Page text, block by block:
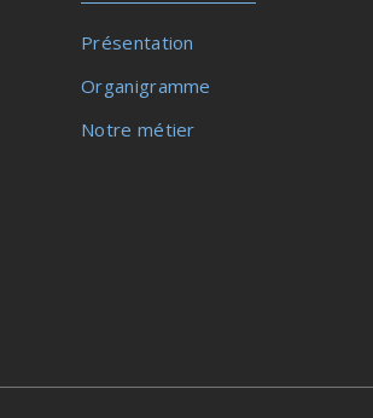
Présentation
Organigramme
Notre métier